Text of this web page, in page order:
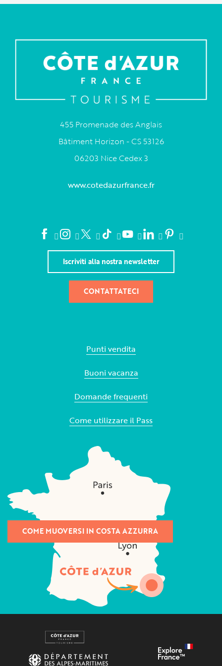
455 Promenade des Anglais
Bâtiment Horizon - CS 53126
06203 Nice Cedex 3
www.cotedazurfrance.fr
Iscriviti alla nostra newsletter
CONTATTATECI
Punti vendita
Buoni vacanza
Domande frequenti
Come utilizzare il Pass
COME MUOVERSI IN COSTA AZZURRA